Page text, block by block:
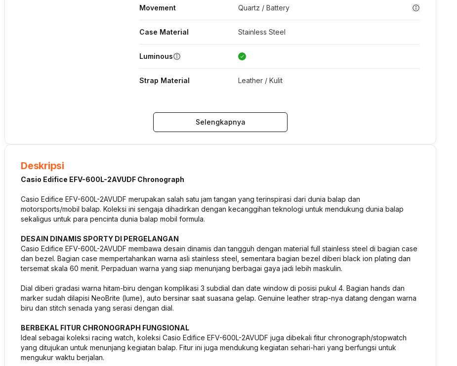
Movement Quartz / Battery
Case Material Stainless Steel
Luminous
Strap Material Leather / Kulit
Selengkapnya
Deskripsi
Casio Edifice EFV-600L-2AVUDF Chronograph
Casio Edifice EFV-600L-2AVUDF merupakan salah satu jam tangan yang terinspirasi dari dunia balap dan
motorsports/mobil balap. Koleksi ini sengaja dihadirkan dengan kecanggihan teknologi untuk mendukung dunia balap
sekaligus untuk para pencinta dunia balap mobil formula.
DESAIN DINAMIS SPORTY DI PERGELANGAN
Casio Edifice EFV-600L-2AVUDF membawa desain dinamis dan tangguh dengan material full stainless steel di bagian case
dan bezel. Bagian case mempertahankan warna asli stainless steel, sementara bagian bezel diberi black ion plating dan
tersemat skala 60 menit. Perpaduan warna yang siap menunjang berbagai gaya jadi lebih maskulin.
Dial diberi gradasi warna hitam-biru dengan komplikasi 3 subdial dan date window di posisi pukul 4. Bagian hands dan
marker sudah dilapisi NeoBrite (lume), auto bersinar saat suasana gelap. Genuine leather strap-nya datang dengan warna
biru dan stitch senada yang serasi dengan dial.
BERBEKAL FITUR CHRONOGRAPH FUNGSIONAL
Ideal sebagai koleksi racing watch, koleksi Casio Edifice EFV-600L-2AVUDF juga dibekali fitur chronograph/stopwatch
yang ditujukan untuk menunjang kegiatan balap. Fitur ini juga mendukung kegiatan sehari-hari yang berfungsi untuk
mengukur waktu berjalan.